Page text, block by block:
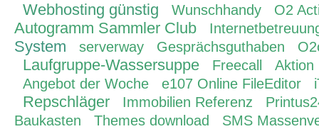
Webhosting günstig Wunschhandy O2
Autogramm Sammler Club
System serverway Gesprächsguthaben
Laufgruppe-Wassersuppe Freecall
Aktion
Angebot der Woche
e107 Online FileEditor
Repschläger Immobilien Referenz
Baukasten
Themes download SMS